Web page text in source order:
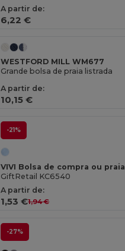
A partir de:
6,22 €
WESTFORD MILL WM677
Grande bolsa de praia listrada
A partir de:
10,15 €
-21%
VIVI Bolsa de compra ou praia
GiftRetail KC6540
A partir de:
1,53 €1,94 €
-27%